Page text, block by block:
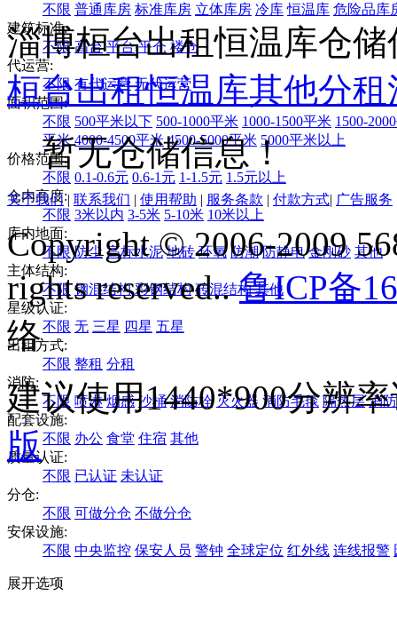
不限 普通库房 标准库房 立体库房 冷库 恒温库 危险品库
建筑标准:
不限 高台 平台 平仓 楼仓
代运营:
不限 有代运营 无代运营
面积范围:
不限 500平米以下 500-1000平米 1000-1500平米 1500-
平米 4000-4500平米 4500-5000平米 5000平米以上
价格范围:
不限 0.1-0.6元 0.6-1元 1-1.5元 1.5元以上
仓内高度:
不限 3米以内 3-5米 5-10米 10米以上
库内地面:
不限 防尘 高标水泥 地砖 环氧 防潮 防静电 金刚砂 其他
主体结构:
不限 钢混结构 彩钢结构 砖混结构 其他
星级认证:
不限 无 三星 四星 五星
出租方式:
不限 整租 分租
消防:
不限 喷淋 烟感 沙桶 消防栓 灭火器 消防毛毯 隔热层 消
配套设施:
不限 办公 食堂 住宿 其他
质量认证:
不限 已认证 未认证
分仓:
不限 可做分仓 不做分仓
安保设施:
不限 中央监控 保安人员 警钟 全球定位 红外线 连线报警
展开选项
淄博桓台出租恒温库仓储
桓台出租恒温库其他分租
暂无仓储信息！
关于我们| 联系我们 | 使用帮助 | 服务条款 | 付款方式| 广告服务
Copyright © 2006-2009
rights reserved..鲁ICP备
络
建议使用1440*900分辨
版